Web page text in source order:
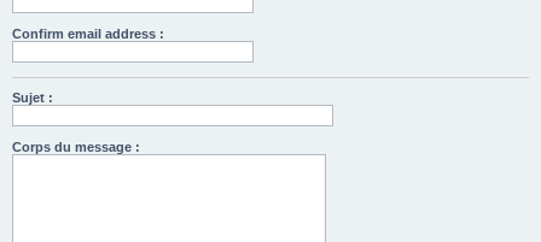
Confirm email address :
Sujet :
Corps du message :